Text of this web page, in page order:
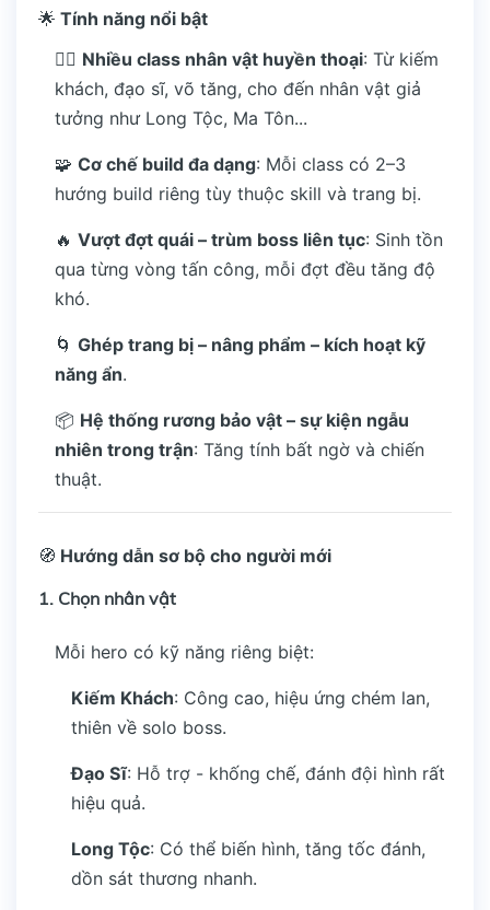
🌟 Tính năng nổi bật
🧙‍♂️ Nhiều class nhân vật huyền thoại: Từ kiếm
khách, đạo sĩ, võ tăng, cho đến nhân vật giả
tưởng như Long Tộc, Ma Tôn...
🧩 Cơ chế build đa dạng: Mỗi class có 2–3
hướng build riêng tùy thuộc skill và trang bị.
🔥 Vượt đợt quái – trùm boss liên tục: Sinh tồn
qua từng vòng tấn công, mỗi đợt đều tăng độ
khó.
🌀 Ghép trang bị – nâng phẩm – kích hoạt kỹ
năng ẩn.
📦 Hệ thống rương bảo vật – sự kiện ngẫu
nhiên trong trận: Tăng tính bất ngờ và chiến
thuật.
🧭 Hướng dẫn sơ bộ cho người mới
1. Chọn nhân vật
Mỗi hero có kỹ năng riêng biệt:
Kiếm Khách: Công cao, hiệu ứng chém lan,
thiên về solo boss.
Đạo Sĩ: Hỗ trợ - khống chế, đánh đội hình rất
hiệu quả.
Long Tộc: Có thể biến hình, tăng tốc đánh,
dồn sát thương nhanh.